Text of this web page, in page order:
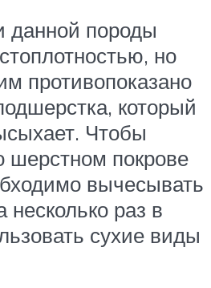
данной породы
но
противопоказано
который
Чтобы
шерстном покрове
вычесывать
несколько раз в
сухие виды